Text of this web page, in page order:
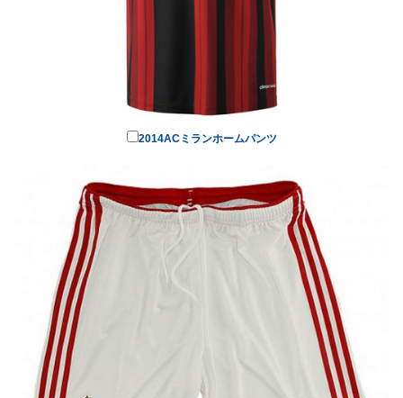
2014ACミランホームパンツ